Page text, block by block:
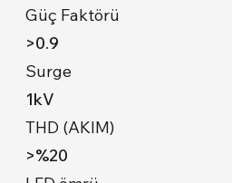
Güç Faktörü
>0.9
Surge
1kV
THD (AKIM)
>%20